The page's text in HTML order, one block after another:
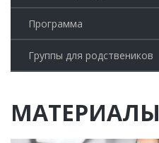
Программа
Группы для родствеников
МАТЕРИАЛЫ